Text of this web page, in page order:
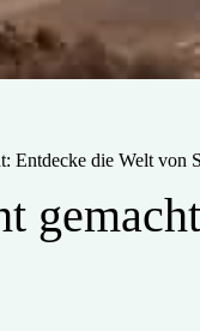
Entdecke die Welt von